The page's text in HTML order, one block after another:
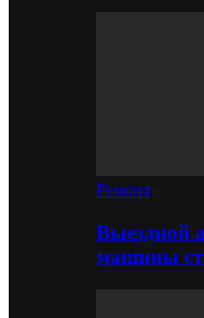
Ремонт
Выездной
машины